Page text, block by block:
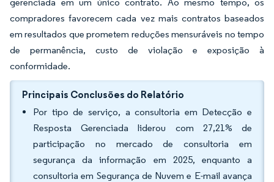
compradores favorecem cada vez mais contratos baseados
em resultados que prometem reduções mensuráveis no tempo
de permanência, custo de violação e exposição à
conformidade.
Principais Conclusões do Relatório
Por tipo de serviço, a consultoria em Detecção e
Resposta Gerenciada liderou com 27,21% de
participação no mercado de consultoria em
segurança da informação em 2025, enquanto a
consultoria em Segurança de Nuvem e E-mail avança